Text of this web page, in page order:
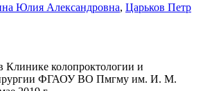
Юлия Александровна, Царьков Петр
Клинике колопроктологии и
ФГАОУ ВО Пмгму им. И. М.